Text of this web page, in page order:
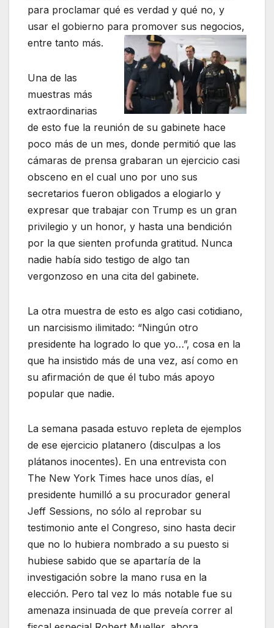
para proclamar qué es verdad y qué no, y
usar el gobierno para promover sus negocios,
entre tanto más.
Una de las
muestras más
extraordinarias
de esto fue la reunión de su gabinete hace
poco más de un mes, donde permitió que las
cámaras de prensa grabaran un ejercicio casi
obsceno en el cual uno por uno sus
secretarios fueron obligados a elogiarlo y
expresar que trabajar con Trump es un gran
privilegio y un honor, y hasta una bendición
por la que sienten profunda gratitud. Nunca
nadie había sido testigo de algo tan
vergonzoso en una cita del gabinete.
La otra muestra de esto es algo casi cotidiano,
un narcisismo ilimitado: “Ningún otro
presidente ha logrado lo que yo…”, cosa en la
que ha insistido más de una vez, así como en
su afirmación de que él tubo más apoyo
popular que nadie.
La semana pasada estuvo repleta de ejemplos
de ese ejercicio platanero (disculpas a los
plátanos inocentes). En una entrevista con
The New York Times hace unos días, el
presidente humilló a su procurador general
Jeff Sessions, no sólo al reprobar su
testimonio ante el Congreso, sino hasta decir
que no lo hubiera nombrado a su puesto si
hubiese sabido que se apartaría de la
investigación sobre la mano rusa en la
elección. Pero tal vez lo más notable fue su
amenaza insinuada de que preveía correr al